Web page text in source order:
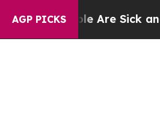
AGP PICKS
Are Sick and Tired of